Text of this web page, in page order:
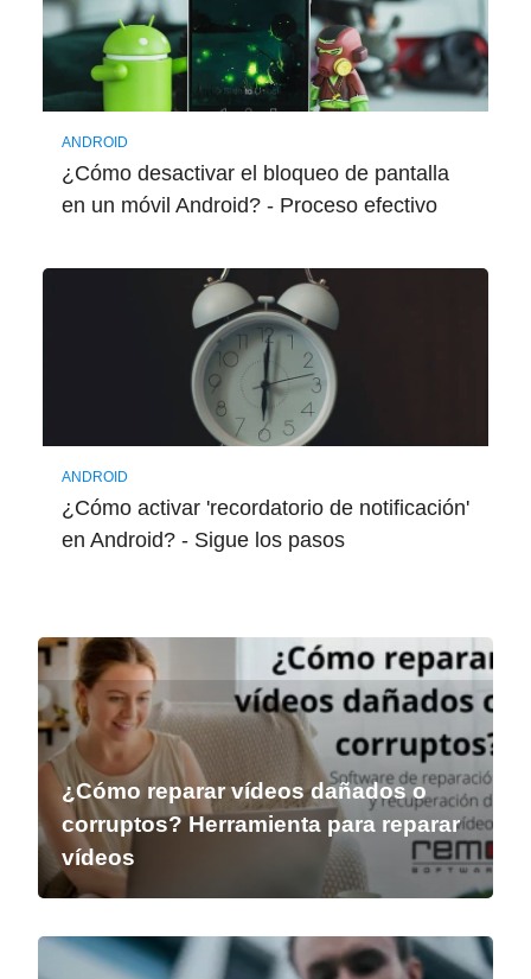
ANDROID
¿Cómo desactivar el bloqueo de pantalla
en un móvil Android? - Proceso efectivo
ANDROID
¿Cómo activar 'recordatorio de notificación'
en Android? - Sigue los pasos
¿Cómo reparar vídeos dañados o
corruptos? Herramienta para reparar
vídeos